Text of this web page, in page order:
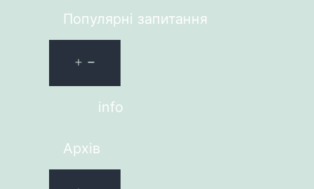
Популярні запитання
info
Архів